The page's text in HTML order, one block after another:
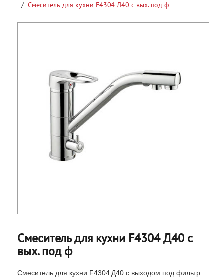
Смеситель для кухни F4304 Д40 с вых. под ф
Смеситель для кухни F4304 Д40 с
вых. под ф
Смеситель для кухни F4304 Д40 с выходом под фильтр